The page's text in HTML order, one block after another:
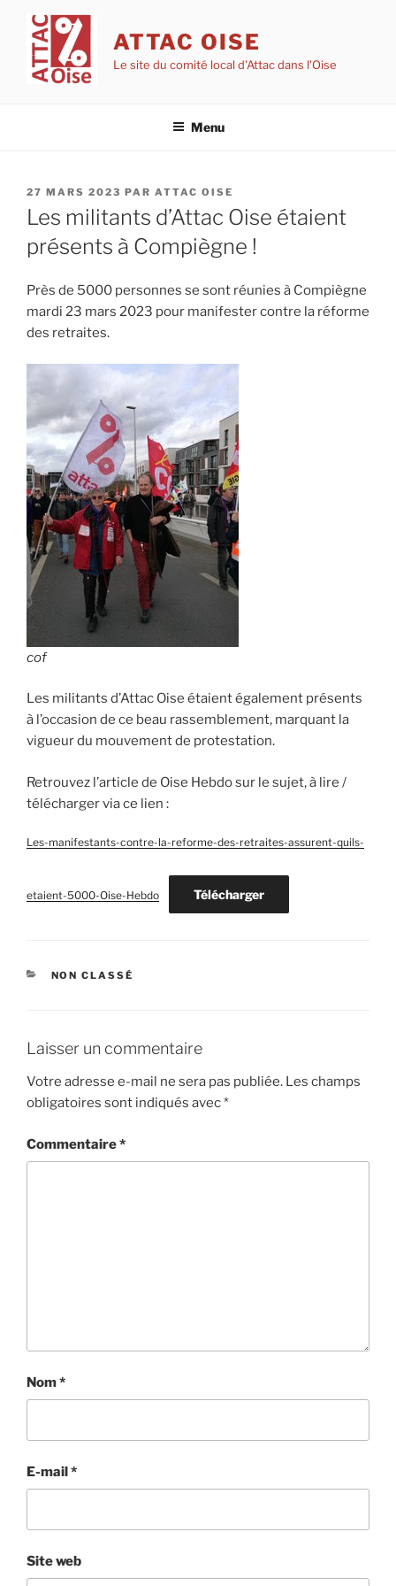
contenu
principal
ATTAC OISE
Le site du comité local d'Attac dans l'Oise
Menu
PUBLIÉ
LE
27 MARS 2023 PAR ATTAC OISE
Les militants d’Attac Oise étaient
présents à Compiègne !
Près de 5000 personnes se sont réunies à Compiègne
mardi 23 mars 2023 pour manifester contre la réforme
des retraites.
cof
Les militants d’Attac Oise étaient également présents
à l’occasion de ce beau rassemblement, marquant la
vigueur du mouvement de protestation.
Retrouvez l’article de Oise Hebdo sur le sujet, à lire /
télécharger via ce lien :
Les-manifestants-contre-la-reforme-des-retraites-assurent-quils-
etaient-5000-Oise-Hebdo Télécharger
CATÉGORIES
NON CLASSÉ
Laisser un commentaire
Votre adresse e-mail ne sera pas publiée. Les champs
obligatoires sont indiqués avec*
Commentaire*
Nom*
E-mail*
Site web